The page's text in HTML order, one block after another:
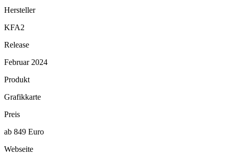
Hersteller
KFA2
Release
Februar 2024
Produkt
Grafikkarte
Preis
ab 849 Euro
Webseite